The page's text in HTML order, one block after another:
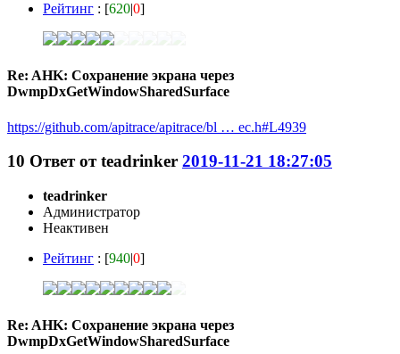
Рейтинг : [620|0]
Re: AHK: Сохранение экрана через
DwmpDxGetWindowSharedSurface
https://github.com/apitrace/apitrace/bl … ec.h#L4939
10 Ответ отteadrinker 2019-11-21 18:27:05
teadrinker
Администратор
Неактивен
Рейтинг : [940|0]
Re: AHK: Сохранение экрана через
DwmpDxGetWindowSharedSurface